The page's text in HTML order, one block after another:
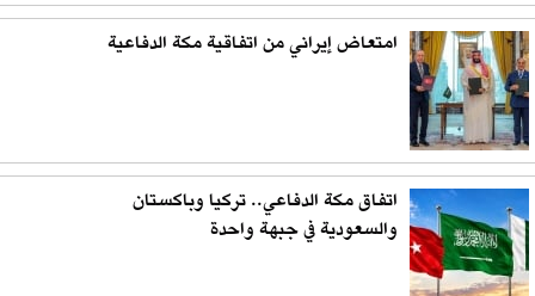
امتعاض إيراني من اتفاقية مكة الدفاعية
اتفاق مكة الدفاعي.. تركيا وباكستان
والسعودية في جبهة واحدة